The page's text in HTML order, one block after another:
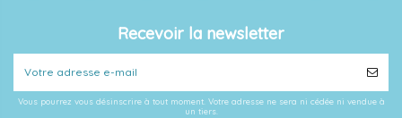
Recevoir la newsletter
Vous pourrez vous désinscrire à tout moment. Votre adresse ne sera ni cédée ni vendue à
un tiers.